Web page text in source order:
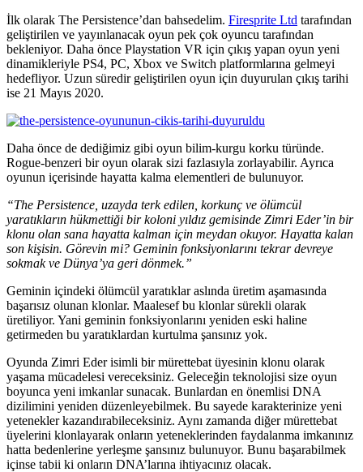
İlk olarak The Persistence’dan bahsedelim. Firesprite Ltd tarafından
geliştirilen ve yayınlanacak oyun pek çok oyuncu tarafından
bekleniyor. Daha önce Playstation VR için çıkış yapan oyun yeni
dinamikleriyle PS4, PC, Xbox ve Switch platformlarına gelmeyi
hedefliyor. Uzun süredir geliştirilen oyun için duyurulan çıkış tarihi
ise 21 Mayıs 2020.
Daha önce de dediğimiz gibi oyun bilim-kurgu korku türünde.
Rogue-benzeri bir oyun olarak sizi fazlasıyla zorlayabilir. Ayrıca
oyunun içerisinde hayatta kalma elementleri de bulunuyor.
“The Persistence, uzayda terk edilen, korkunç ve ölümcül
yaratıkların hükmettiği bir koloni yıldız gemisinde Zimri Eder’in bir
klonu olan sana hayatta kalman için meydan okuyor. Hayatta kalan
son kişisin. Görevin mi? Geminin fonksiyonlarını tekrar devreye
sokmak ve Dünya’ya geri dönmek.”
Geminin içindeki ölümcül yaratıklar aslında üretim aşamasında
başarısız olunan klonlar. Maalesef bu klonlar sürekli olarak
üretiliyor. Yani geminin fonksiyonlarını yeniden eski haline
getirmeden bu yaratıklardan kurtulma şansınız yok.
Oyunda Zimri Eder isimli bir mürettebat üyesinin klonu olarak
yaşama mücadelesi vereceksiniz. Geleceğin teknolojisi size oyun
boyunca yeni imkanlar sunacak. Bunlardan en önemlisi DNA
dizilimini yeniden düzenleyebilmek. Bu sayede karakterinize yeni
yetenekler kazandırabileceksiniz. Aynı zamanda diğer mürettebat
üyelerini klonlayarak onların yeteneklerinden faydalanma imkanınız
hatta bedenlerine yerleşme şansınız bulunuyor. Bunu başarabilmek
içinse tabii ki onların DNA’larına ihtiyacınız olacak.